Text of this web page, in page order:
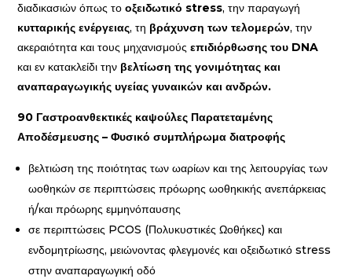
διαδικασιών όπως τοοξειδωτικό stress, την παραγωγή
κυτταρικής ενέργειας, τη βράχυνση των τελομερών, την
ακεραιότητα και τους μηχανισμούςεπιδιόρθωσης του DNA
και εν κατακλείδι την βελτίωση της γονιμότητας και
αναπαραγωγικής υγείας γυναικών και ανδρών.
90 Γαστροανθεκτικές καψούλες Παρατεταμένης
Αποδέσμευσης – Φυσικό συμπλήρωμα διατροφής
βελτιώση της ποιότητας των ωαρίων και της λειτουργίας των
ωοθηκών σε περιπτώσεις πρόωρης ωοθηκικής ανεπάρκειας
ή/και πρόωρης εμμηνόπαυσης
σε περιπτώσεις PCOS (Πολυκυστικές Ωοθήκες) και
ενδομητρίωσης, μειώνοντας φλεγμονές και οξειδωτικό stress
στην αναπαραγωγική οδό